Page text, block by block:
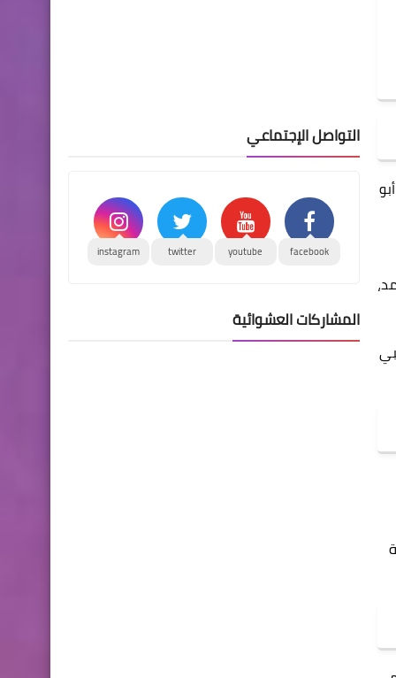
التواصل الإجتماعي
facebook
youtube
twitter
instagram
المشاركات العشوائية